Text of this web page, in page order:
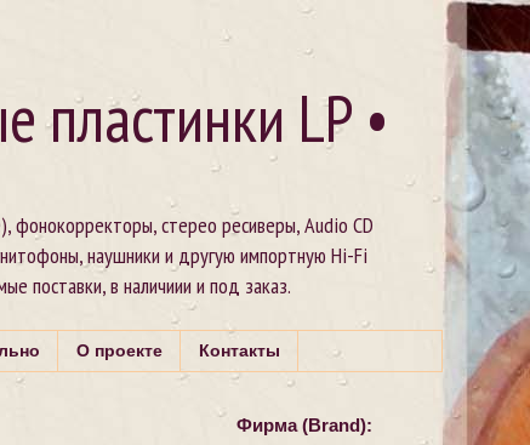
пластинки LP •
фонокорректоры, стерео ресиверы, Audio CD
наушники и другую импортную Hi-Fi
поставки, в наличиии и под заказ.
О проекте Контакты
Фирма (Brand):